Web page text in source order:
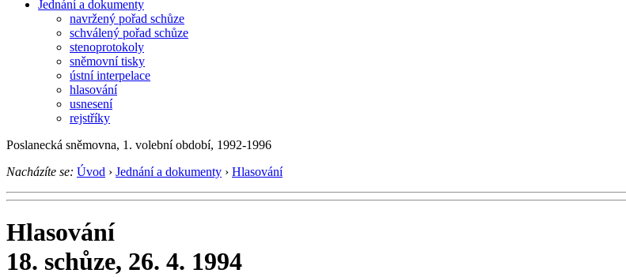
Jednání a dokumenty
navržený pořad schůze
schválený pořad schůze
stenoprotokoly
sněmovní tisky
ústní interpelace
hlasování
usnesení
rejstříky
Poslanecká sněmovna, 1. volební období, 1992-1996
Nacházíte se: Úvod › Jednání a dokumenty › Hlasování
Hlasování
18. schůze, 26. 4. 1994